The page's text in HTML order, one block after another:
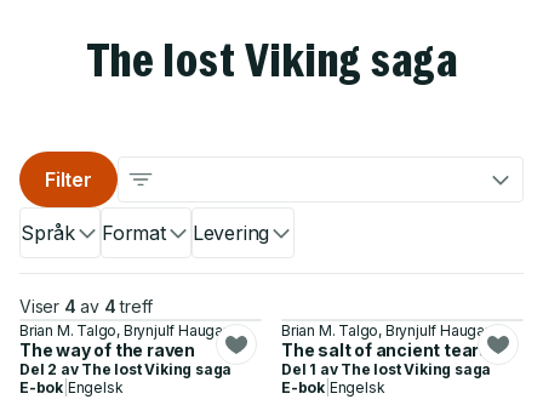
The lost Viking saga
Språk Format Levering
Filter
Viser 4 av 4 treff
Brian M. Talgo, Brynjulf Haugan
The way of the raven
Del 2 av The lost Viking saga
E-bok Engelsk
Brian M. Talgo, Brynjulf Haugan
The salt of ancient tears
Del 1 av The lost Viking saga
E-bok Engelsk